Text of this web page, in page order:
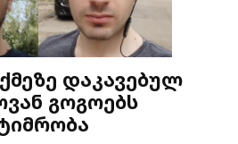
დაკავებულ
გოგოებს